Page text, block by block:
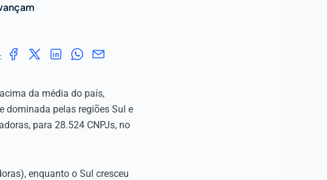
da média do país,
dominada pelas regiões Sul e
para 28.524 CNPJs, no
enquanto o Sul cresceu